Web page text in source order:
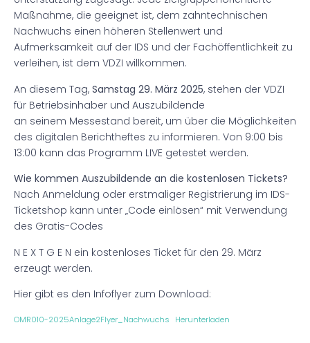
Maßnahme, die geeignet ist, dem zahntechnischen
Nachwuchs einen höheren Stellenwert und
Aufmerksamkeit auf der IDS und der Fachöffentlichkeit zu
verleihen, ist dem VDZI willkommen.
An diesem Tag, Samstag 29. März 2025, stehen der VDZI
für Betriebsinhaber und Auszubildende
an seinem Messestand bereit, um über die Möglichkeiten
des digitalen Berichtheftes zu informieren. Von 9:00 bis
13:00 kann das Programm LIVE getestet werden.
Wie kommen Auszubildende an die kostenlosen Tickets?
Nach Anmeldung oder erstmaliger Registrierung im IDS-
Ticketshop kann unter „Code einlösen“ mit Verwendung
des Gratis-Codes
N E X T G E N ein kostenloses Ticket für den 29. März
erzeugt werden.
Hier gibt es den Infoflyer zum Download:
OMR010-2025Anlage2Flyer_Nachwuchs Herunterladen